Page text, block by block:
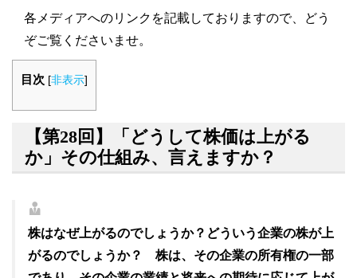
各メディアへのリンクを記載しておりますので、どう
ぞご覧くださいませ。
目次 [非表示]
【第28回】「どうして株価は上がる
か」その仕組み、言えますか？
株はなぜ上がるのでしょうか？どういう企業の株が上
がるのでしょうか？ 株は、その企業の所有権の一部